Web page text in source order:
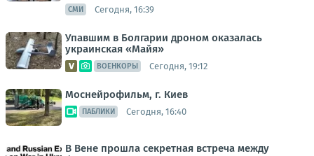
СМИ Сегодня, 16:39
Упавшим в Болгарии дроном оказалась
украинская «Майя»
ВОЕНКОРЫ Сегодня, 19:12
Моснейрофильм, г. Киев
ПАБЛИКИ Сегодня, 16:40
В Вене прошла секретная встреча между